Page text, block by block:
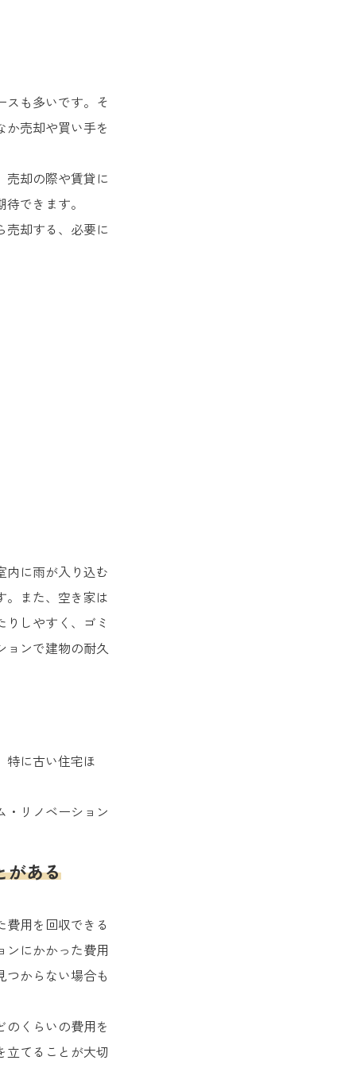
スも多いです。そ
売却や買い手を
売却の際や賃貸に
できます。
売却する、必要に
内に雨が入り込む
。また、空き家は
しやすく、ゴミ
ョンで建物の耐久
特に古い住宅ほ
・リノベーション
がある
用を回収できる
ンにかかった費用
からない場合も
くらいの費用を
立てることが大切